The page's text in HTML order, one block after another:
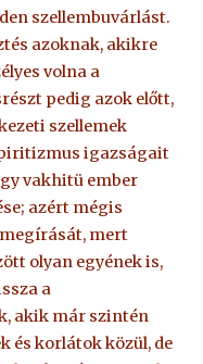
szellembuvárlást.
azoknak, akikre
volna a
pedig azok előtt,
szellemek
igazságait
vakhitü ember
azért mégis
mert
olyan egyének is,
a
akik már szintén
és korlátok közül, de